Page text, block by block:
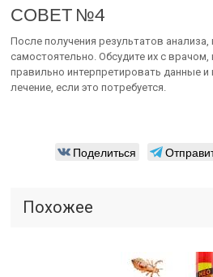
СОВЕТ №4
После получения результатов
самостоятельно. Обсудите их с
правильно интерпретировать данные и
лечение, если это потребуется.
Поделиться
Похожее